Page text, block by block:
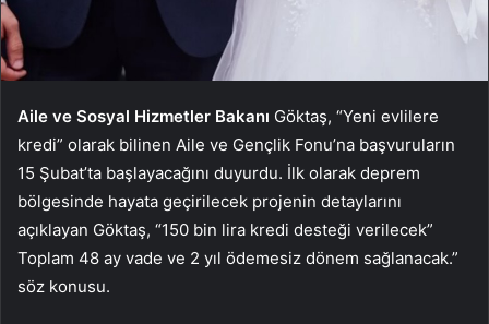
Aile ve Sosyal Hizmetler Bakanı Göktaş, “Yeni evlilere
kredi” olarak bilinen Aile ve Gençlik Fonu’na başvuruların
15 Şubat’ta başlayacağını duyurdu. İlk olarak deprem
bölgesinde hayata geçirilecek projenin detaylarını
açıklayan Göktaş, “150 bin lira kredi desteği verilecek”
Toplam 48 ay vade ve 2 yıl ödemesiz dönem sağlanacak.”
söz konusu.